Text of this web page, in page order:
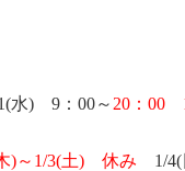
水) 9 ：00～ 20 ： 00
)～ 1/3(土) 休み 1/4(